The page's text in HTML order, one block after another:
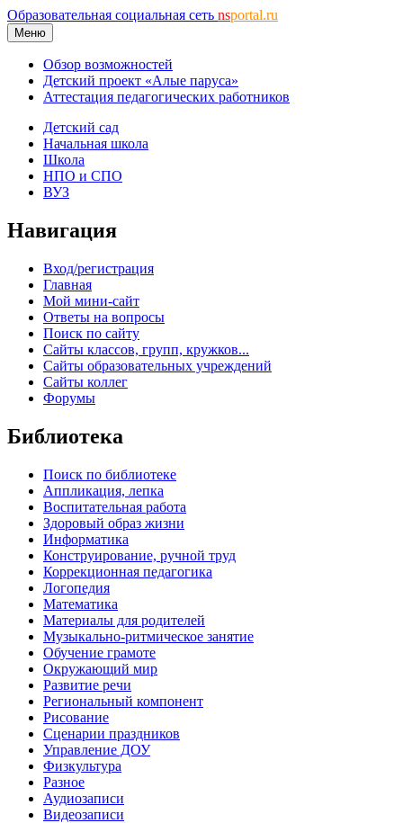
Образовательная социальная сеть nsportal.ru
Меню
Обзор возможностей
Детский проект «Алые паруса»
Аттестация педагогических работников
Детский сад
Начальная школа
Школа
НПО и СПО
ВУЗ
Навигация
Вход/регистрация
Главная
Мой мини-сайт
Ответы на вопросы
Поиск по сайту
Сайты классов, групп, кружков...
Сайты образовательных учреждений
Сайты коллег
Форумы
Библиотека
Поиск по библиотеке
Аппликация, лепка
Воспитательная работа
Здоровый образ жизни
Информатика
Конструирование, ручной труд
Коррекционная педагогика
Логопедия
Математика
Материалы для родителей
Музыкально-ритмическое занятие
Обучение грамоте
Окружающий мир
Развитие речи
Региональный компонент
Рисование
Сценарии праздников
Управление ДОУ
Физкультура
Разное
Аудиозаписи
Видеозаписи